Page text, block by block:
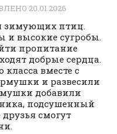
20.01.2026
зимующих птиц.
и высокие сугробы.
пропитание
добрые сердца.
класса вместе с
и развесили
добавили
подсушенный
друзья смогут